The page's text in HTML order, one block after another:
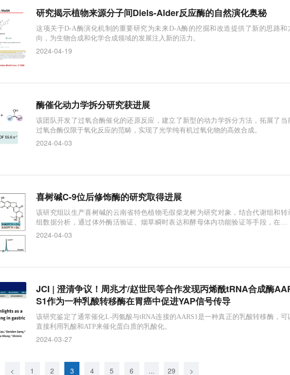
研究揭示植物来源分子间Diels-Alder反应酶的自然演化奥秘
这项关于D-A酶演化机制的重要研究为未来D-A酶的挖掘和改造提供了新的思路和
向，为生物合成和化学合成领域的发展注入新的活力。
2024-04-19
酶催化动力学拆分研究获进展
该团队开发了过氧合酶催化的还原反应，建立了新型的动力学拆分方法，拓展了当
过氧合酶仅限于氧化反应的范畴，实现了光学纯有机过氧化物的高效合成。
2024-04-03
喜树碱C-9位后修饰酶的研究取得进展
该研究组以生产喜树碱的云南省特色植物毛假柴龙树为研究对象，结合代谢组和转
组数据分析，通过体外酶活验证、烟草瞬时表达和酵母体内功能验证等手段，在毛
柴龙树中鉴定了4条喜树碱C-9位后修饰酶相关基因。
2024-04-03
JCI | 澄清争议！周兆才/赵世民等合作发现丙烯酰tRNA合成酶
S1作为一种乳酸转移酶在胃癌中促进YAP信号传导
该研究鉴定了通常催化L-丙氨酸与tRNA连接的AARS1是一种真正的乳酸转移酶，可
直接利用乳酸和ATP来催化蛋白质的乳酸化。
2024-03-27
< 1 2 3 4 5 6 ... 29 >